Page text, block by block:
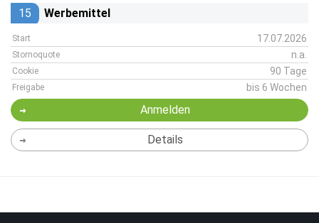
15 Werbemittel
Start 17.07.2026
Stornoquote n.a.
Cookie 90 Tage
Freigabe bis 6 Wochen
Anmelden
Details